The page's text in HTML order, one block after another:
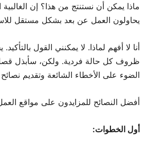
ماذا يمكن أن نستنتج من هذا؟ إن
يحاولون العمل عن بعد بشكل مستقل
أنا لا أفهم لماذا. لا يمكنني القول
ظروف كل حالة فردية. ولكن، سأبذل
الضوء على الأخطاء الشائعة وتقديم
أفضل النصائح للمزايدون على مواقع
أول الخطوات: